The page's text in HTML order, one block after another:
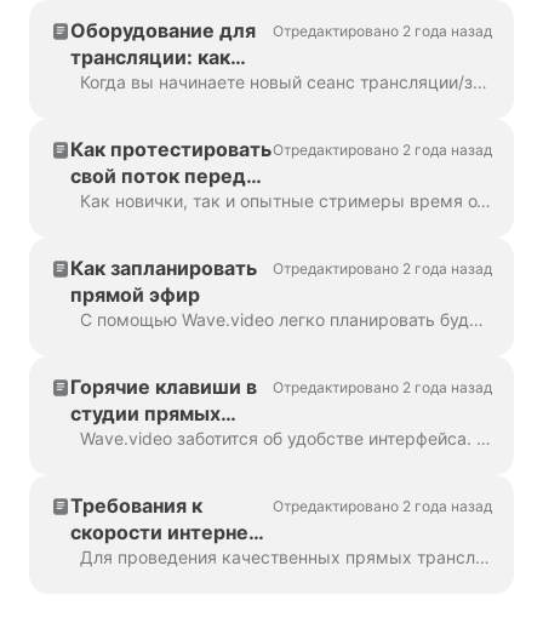
Оборудование для
трансляции: как
настроить камеру,
наушники для
трансляции
Отредактировано 2 года назад
Когда вы начинаете новый сеанс трансляции/записи или присоединяетесь к нему, вам будет предложено настроить оборудование: камеру, микрофон и динамики. Если у вас есть...
Как протестировать
свой поток перед
выходом в прямой
Отредактировано 2 года назад
Как новички, так и опытные стримеры время от времени могут испытывать неуверенность в том, что они готовы к прямому эфиру. Проверка навыков очень помогает...
Как запланировать
прямой эфир
Отредактировано 2 года назад
С помощью Wave.video легко планировать будущие мероприятия в прямом эфире и организовывать трансляции. Вот как вы можете запланировать...
Горячие клавиши в
студии прямых
трансляций
Отредактировано 2 года назад
Wave.video заботится об удобстве интерфейса. Чтобы облегчить навигацию и упростить рутинные действия, рассмотрите возможность использования горячих клавиш. Вы всегда можете...
Требования к
скорости интернета
для прямой
Отредактировано 2 года назад
Для проведения качественных прямых трансляций необходимо иметь хорошее интернет-соединение. Есть два важных момента, о которых стримеры должны позаботиться, чтобы...